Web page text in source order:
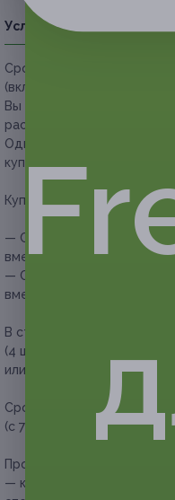
Условия
Срок действия купонов:
(включительно).
Вы можете предъявить
распечатанном виде.
Один человек может
купонов для себя или в
Купон действует на
— Скидка 62% на
вместо 3000 руб.)
— Скидка 64% на
вместо 3500 руб.)
В стоимость купона входит:
(4 шт.) с дисками или без
или внедорожника.
Срок хранения:
6 месяцев
(с 7 месяца — по прайсу
Прочие условия:
— купон не